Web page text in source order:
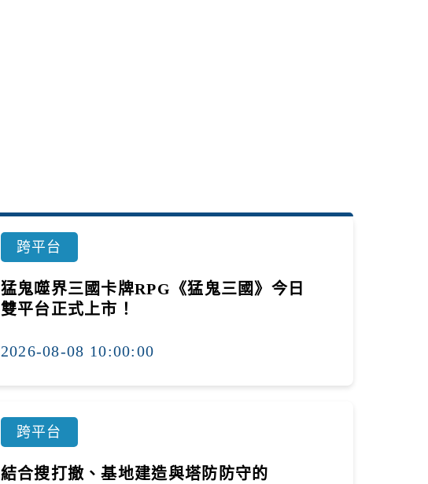
跨平台
猛鬼噬界三國卡牌RPG《猛鬼三國》今日
雙平台正式上市！
2026-08-08 10:00:00
跨平台
結合搜打撤、基地建造與塔防防守的